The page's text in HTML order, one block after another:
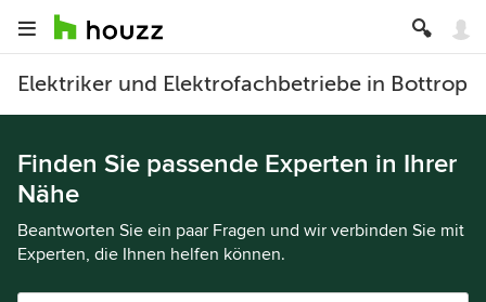
Elektriker und Elektrofachbetriebe in Bottrop
Finden Sie passende Experten in Ihrer
Nähe
Beantworten Sie ein paar Fragen und wir verbinden Sie mit
Experten, die Ihnen helfen können.